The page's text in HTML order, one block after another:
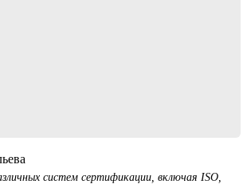
систем сертификации, включая ISO,